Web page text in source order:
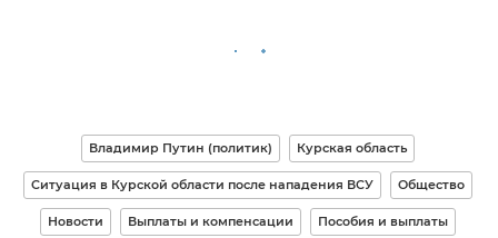
Владимир Путин (политик) Курская область
Ситуация в Курской области после нападения ВСУ Общество
Новости Выплаты и компенсации Пособия и выплаты